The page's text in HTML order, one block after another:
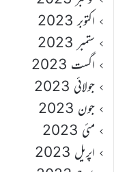
اکتوبر 2023
ستمبر 2023
اگست 2023
جولائی 2023
جون 2023
مئی 2023
اپریل 2023